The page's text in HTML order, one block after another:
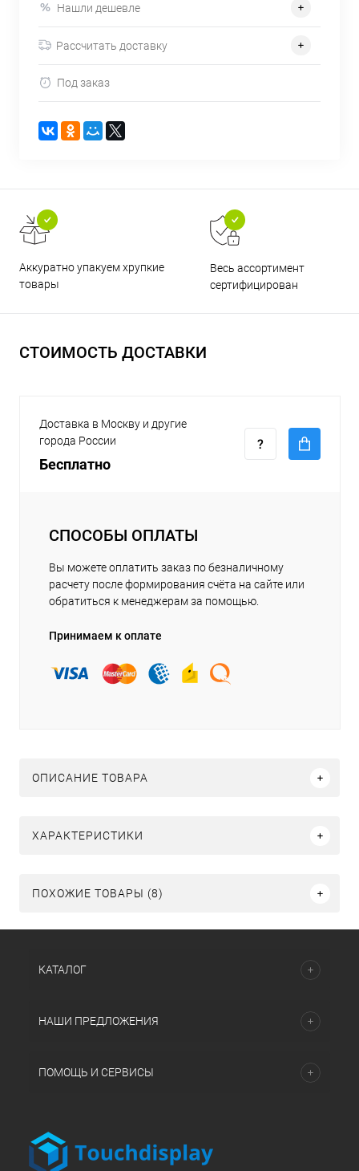
Нашли дешевле
Рассчитать доставку
Под заказ
Аккуратно упакуем хрупкие
товары
Весь ассортимент
сертифицирован
СТОИМОСТЬ ДОСТАВКИ
Доставка в Москву и другие
города России
Бесплатно
СПОСОБЫ ОПЛАТЫ
Вы можете оплатить заказ по безналичному
расчету после формирования счёта на сайте или
обратиться к менеджерам за помощью.
Принимаем к оплате
ОПИСАНИЕ ТОВАРА
ХАРАКТЕРИСТИКИ
ПОХОЖИЕ ТОВАРЫ (8)
КАТАЛОГ
НАШИ ПРЕДЛОЖЕНИЯ
ПОМОЩЬ И СЕРВИСЫ